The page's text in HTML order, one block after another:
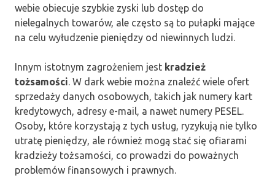
webie obiecuje szybkie zyski lub dostęp do
nielegalnych towarów, ale często są to pułapki mające
na celu wyłudzenie pieniędzy od niewinnych ludzi.
Innym istotnym zagrożeniem jest kradzież
tożsamości. W dark webie można znaleźć wiele ofert
sprzedaży danych osobowych, takich jak numery kart
kredytowych, adresy e-mail, a nawet numery PESEL.
Osoby, które korzystają z tych usług, ryzykują nie tylko
utratę pieniędzy, ale również mogą stać się ofiarami
kradzieży tożsamości, co prowadzi do poważnych
problemów finansowych i prawnych.